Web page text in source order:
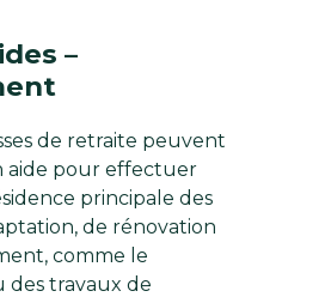
–
de retraite peuvent
aide pour effectuer
principale des
de rénovation
comme le
des travaux de